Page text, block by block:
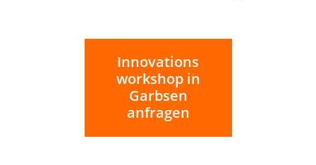
Innovations
workshop in
Garbsen
anfragen